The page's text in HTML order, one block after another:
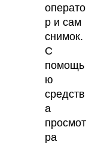
операто
р и сам
снимок.
С
помощь
ю
средств
а
просмот
ра